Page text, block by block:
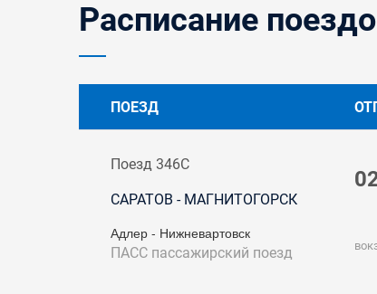
Расписание
ПОЕЗД
Поезд 346С
САРАТОВ - МАГНИТОГОРСК
Адлер - Нижневартовск
ПАСС пассажирский поезд